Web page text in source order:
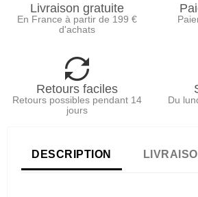
Livraison gratuite
En France à partir de 199 €
d'achats
Retours faciles
Retours possibles pendant 14
jours
Du
DESCRIPTION